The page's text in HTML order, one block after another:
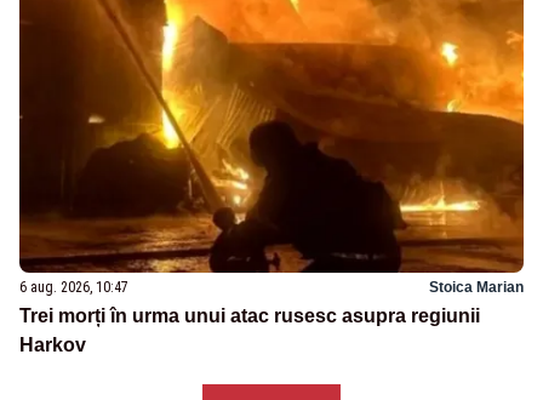
6 aug. 2026, 10:47 Stoica Marian
Trei morți în urma unui atac rusesc asupra regiunii
Harkov